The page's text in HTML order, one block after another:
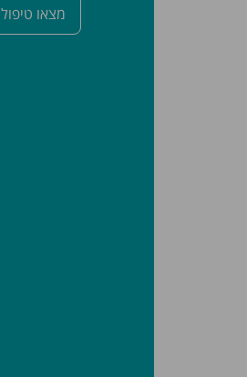
מצאו טיפול